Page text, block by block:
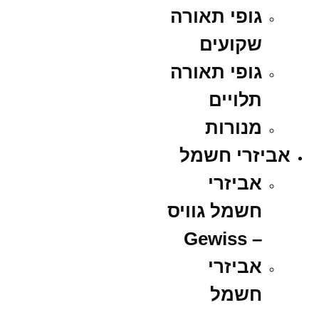
גופי תאורה
שקועים
גופי תאורה
תלויים
מנורות
אביזרי חשמל
אביזרי
חשמל גוויס
– Gewiss
אביזרי
חשמל